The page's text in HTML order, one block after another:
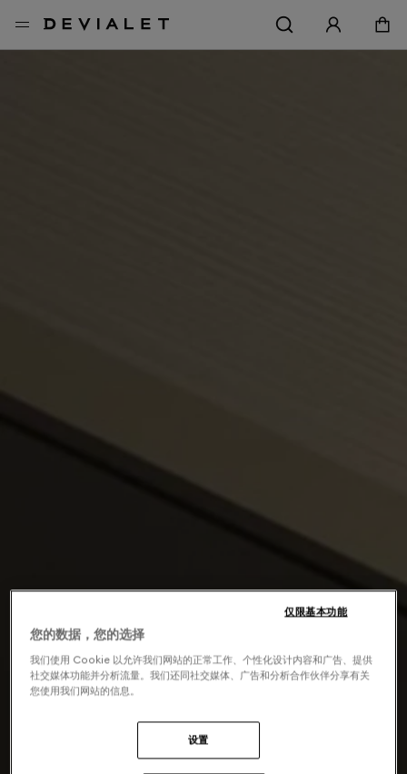
您的数据，您的选择
我们使用 Cookie 以允许我们网站的正常工作、个性化设计内容和广告、提供
社交媒体功能并分析流量。我们还同社交媒体、广告和分析合作伙伴分享有关
您使用我们网站的信息。
设置
仅限基本功能